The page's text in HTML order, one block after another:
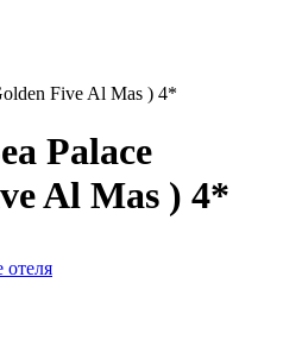
Five Al Mas ) 4*
Palace
Al Mas ) 4*